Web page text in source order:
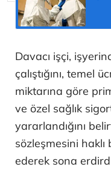
Davacı işçi,
çalıştığını, temel
miktarına göre
ve özel sağlık
yararlandığını
sözleşmesini haklı
ederek sona